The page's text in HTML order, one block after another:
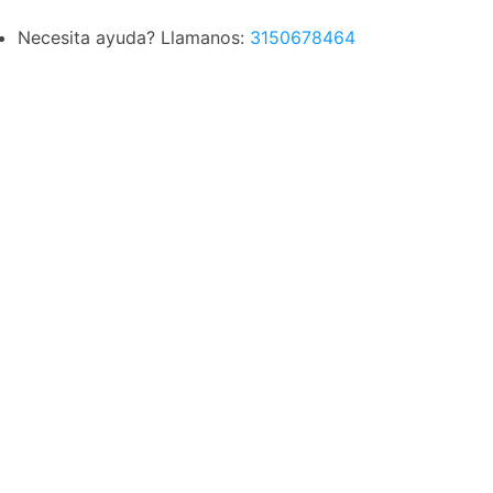
gratuito por compras superiores a $155.000 COP
Necesita ayuda? Llamanos: 3150678464